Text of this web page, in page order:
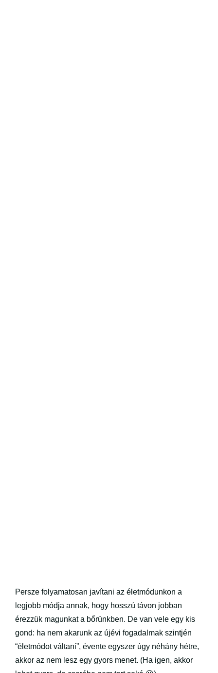
Persze folyamatosan javítani az életmódunkon a
legjobb módja annak, hogy hosszú távon jobban
érezzük magunkat a bőrünkben. De van vele egy kis
gond: ha nem akarunk az újévi fogadalmak szintjén
“életmódot váltani”, évente egyszer úgy néhány hétre,
akkor az nem lesz egy gyors menet. (Ha igen, akkor